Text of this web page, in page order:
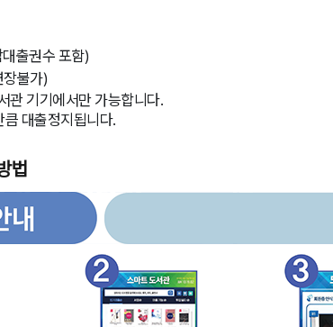
출권수 포함)
장불가)
관 기기에서만 가능합니다.
대출정지됩니다.
법